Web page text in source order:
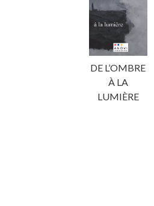
DE L’OMBRE
À LA
LUMIÈRE